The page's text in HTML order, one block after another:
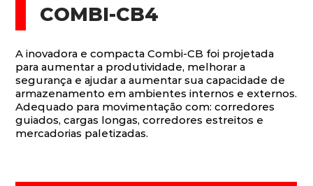
COMBI-CB4
A inovadora e compacta Combi-CB foi projetada
para aumentar a produtividade, melhorar a
segurança e ajudar a aumentar sua capacidade de
armazenamento em ambientes internos e externos.
Adequado para movimentação com: corredores
guiados, cargas longas, corredores estreitos e
mercadorias paletizadas.